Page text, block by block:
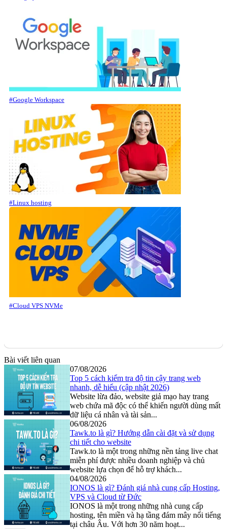
#Google Workspace
#Linux hosting
#Cloud VPS NVMe
Bài viết liên quan
07/08/2026
Top 5 cách kiểm tra độ tin cậy trang web
nhanh, dễ hiểu (cập nhật 2026)
Website lừa đảo, website giả mạo hay trang
web chứa mã độc có thể khiến người dùng mất
dữ liệu cá nhân và tài sản...
06/08/2026
Tawk.to là gì? Hướng dẫn cài đặt và sử dụng
chi tiết cho website
Tawk.to là một trong những nền tảng live chat
miễn phí được nhiều doanh nghiệp và chủ
website lựa chọn để hỗ trợ khách...
04/08/2026
IONOS là gì? Đánh giá nhà cung cấp Hosting,
VPS và Cloud từ Đức
IONOS là một trong những nhà cung cấp
hosting, tên miền và hạ tầng đám mây nổi tiếng
tại châu Âu. Với hơn 30 năm hoạt...